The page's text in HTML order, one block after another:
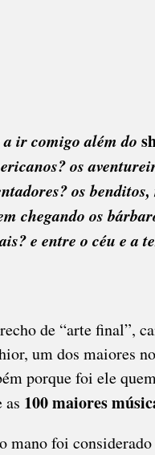
a ir comigo além do
os
os
chegando os
e entre o céu e a
de “arte final”,
um dos maiores
porque foi ele
as 100 maiores
mano foi